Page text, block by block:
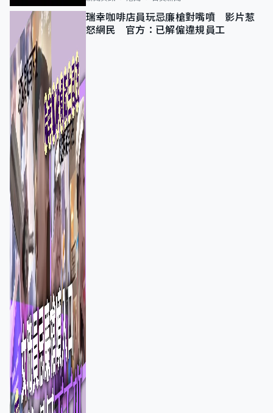
瑞幸咖啡店員玩忌廉槍對嘴噴 影片惹
怒網民 官方：已解僱違規員工